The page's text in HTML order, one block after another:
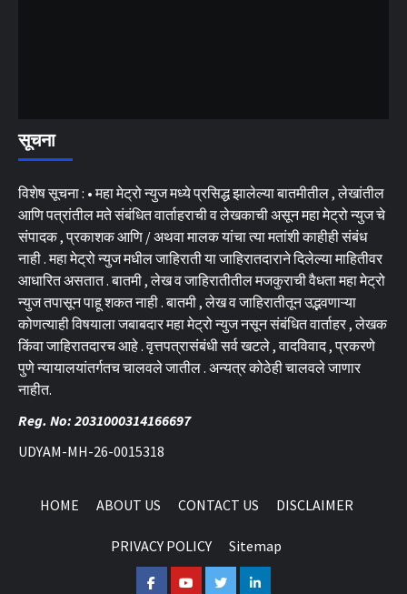
सूचना
विशेष सूचना : • महा मेट्रो न्युज मध्ये प्रसिद्ध झालेल्या बातमीतील , लेखांतील
आणि पत्रांतील मते संबंधित वार्ताहराची व लेखकाची असून महा मेट्रो न्युज चे
संपादक , प्रकाशक आणि / अथवा मालक यांचा त्या मतांशी काहीही संबंध
नाही . महा मेट्रो न्युज मधील जाहिराती या जाहिरातदाराने दिलेल्या माहितीवर
आधारित असतात . बातमी , लेख व जाहिरातीतील मजकुराची वैधता महा मेट्रो
न्युज तपासून पाहू शकत नाही . बातमी , लेख व जाहिरातीतून उद्भवणाऱ्या
कोणत्याही विषयाला जबाबदार महा मेट्रो न्युज नसून संबंधित वार्ताहर , लेखक
किंवा जाहिरातदारच आहे . वृत्तपत्रासंबंधी सर्व खटले , वादविवाद , प्रकरणे
पुणे न्यायालयांतर्गतच चालवले जातील . अन्यत्र कोठेही चालवले जाणार
नाहीत.
Reg. No: 2031000314166697
UDYAM-MH-26-0015318
HOME ABOUT US CONTACT US DISCLAIMER
PRIVACY POLICY Sitemap
FacebookYoutubeTwitterLinkedin